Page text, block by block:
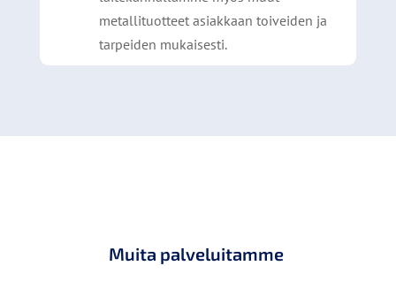
metallituotteet asiakkaan toiveiden ja
tarpeiden mukaisesti.
Muita palveluitamme